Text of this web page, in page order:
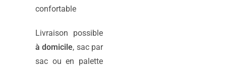
confortable
Livraison possible
à domicile, sac par
sac ou en palette